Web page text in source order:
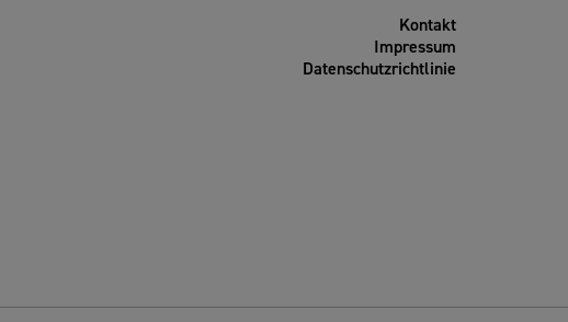
Kontakt
Impressum
Datenschutzrichtlinie